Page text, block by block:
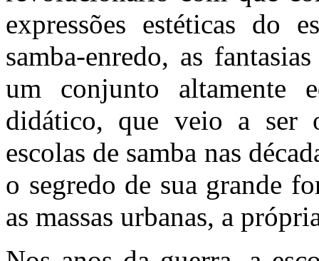
expressões estéticas do
samba-enredo, as
um conjunto altamente
didático, que veio a ser
escolas de samba nas
o segredo de sua grande
as massas urbanas, a